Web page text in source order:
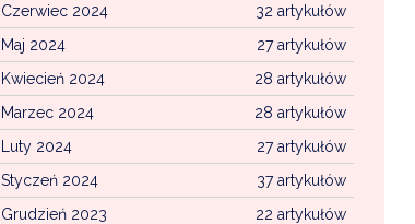
32 artykułów
Czerwiec 2024
27 artykułów
Maj 2024
28 artykułów
Kwiecień 2024
28 artykułów
Marzec 2024
27 artykułów
Luty 2024
37 artykułów
Styczeń 2024
22 artykułów
Grudzień 2023